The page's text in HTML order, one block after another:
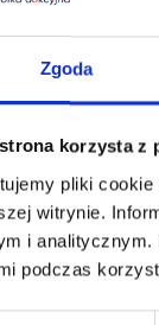
Zgoda
korzysta z
pliki cookie
witrynie.
i analitycznym.
podczas